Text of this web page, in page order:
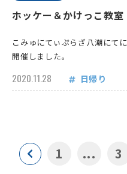
ホッケー＆かけっこ教室
こみゅにてぃぷらざ八潮にて
開催しました。
2020.11.28 日帰り
1 ... 3